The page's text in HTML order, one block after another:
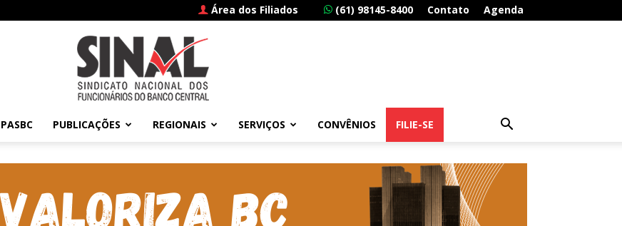
Área dos Filiados (61) 98145-8400 Contato Agenda
PASBC PUBLICAÇÕES REGIONAIS SERVIÇOS CONVÊNIOS FILIE-SE